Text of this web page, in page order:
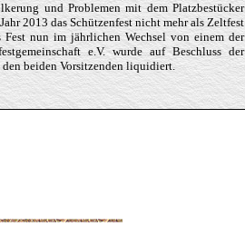
und Problemen mit dem Platzbestücker
2013 das Schützenfest nicht mehr als Zeltfest
nun im jährlichen Wechsel von einem der
e.V. wurde auf Beschluss der
beiden Vorsitzenden liquidiert.